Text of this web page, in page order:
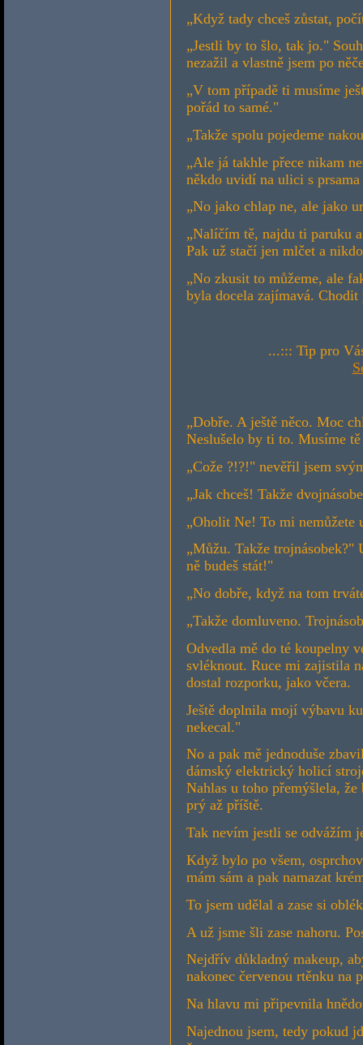
„Když tady chceš zůstat,
„Jestli by to šlo, tak jo."
nezažil a vlastně jsem po
„V tom případě ti musíme
pořád to samé."
„Takže spolu pojedeme
„Ale já takhle přece nikam
někdo uvidí na ulici s
„No jako chlap ne, ale jako
„Nalíčím tě, najdu ti paruku
Pak už stačí jen mlčet a
„No zkusit to můžeme, ale
byla docela zajímavá.
...::: Tip pro
„Dobře. A ještě něco. Moc
Neslušelo by ti to. Musíme
„Cože ?!?!" nevěřil jsem
„Jak chceš! Takže
„Oholit Ne! To mi nemůžete
„Můžu. Takže
ně budeš stát!"
„No dobře, když na tom
„Takže domluveno.
Odvedla mě do té koupelny
svléknout. Ruce mi zajistila
dostal rozporku, jako včera.
Ještě doplnila mojí výbavu
nekecal."
No a pak mě jednoduše
dámský elektrický holicí
Nahlas u toho přemýšlela,
prý až příště.
Tak nevím jestli se odvážím
Když bylo po všem,
mám sám a pak namazat
To jsem udělal a zase si
A už jsme šli zase nahoru.
Nejdřív důkladný makeup,
nakonec červenou rtěnku na
Na hlavu mi připevnila
Najednou jsem, tedy pokud